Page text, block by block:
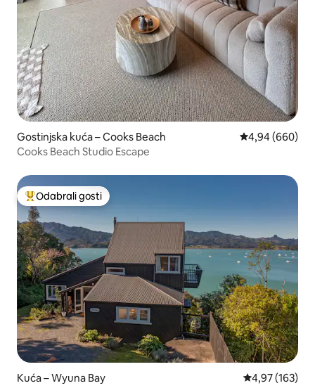
Gostinjska kuća – Cooks Beach Prosječna
4,94 (660)
Cooks Beach Studio Escape
Među najviše rangiranima s oznakom „Odabrali gosti”
Odabrali gosti
Kuća – Wyuna Bay Prosječna
4,97 (163)